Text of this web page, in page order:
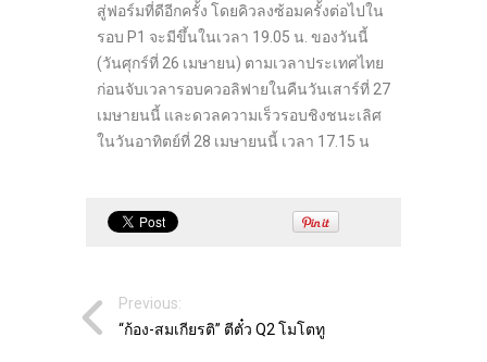
สู่ฟอร์มที่ดีอีกครั้ง โดยคิวลงซ้อมครั้งต่อไปใน
รอบ P1 จะมีขึ้นในเวลา 19.05 น. ของวันนี้
(วันศุกร์ที่ 26 เมษายน) ตามเวลาประเทศไทย
ก่อนจับเวลารอบควอลิฟายในคืนวันเสาร์ที่ 27
เมษายนนี้ และดวลความเร็วรอบชิงชนะเลิศ
ในวันอาทิตย์ที่ 28 เมษายนนี้ เวลา 17.15 น
Previous:
“ก้อง-สมเกียรติ” ตีตั๋ว Q2 โมโตทู